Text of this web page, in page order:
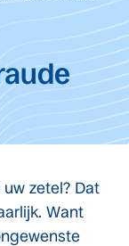
zetel? Dat
Want